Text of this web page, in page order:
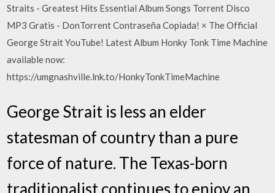
Straits - Greatest Hits Essential Album Songs Torrent Disco
MP3 Gratis - DonTorrent Contraseña Copiada! × The Official
George Strait YouTube! Latest Album Honky Tonk Time Machine
available now:
https://umgnashville.lnk.to/HonkyTonkTimeMachine
George Strait is less an elder
statesman of country than a pure
force of nature. The Texas-born
traditionalist continues to enjoy an